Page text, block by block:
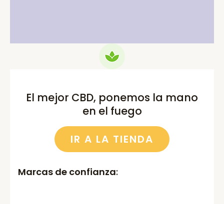
El mejor CBD, ponemos la mano
en el fuego
IR A LA TIENDA
Marcas de confianza: